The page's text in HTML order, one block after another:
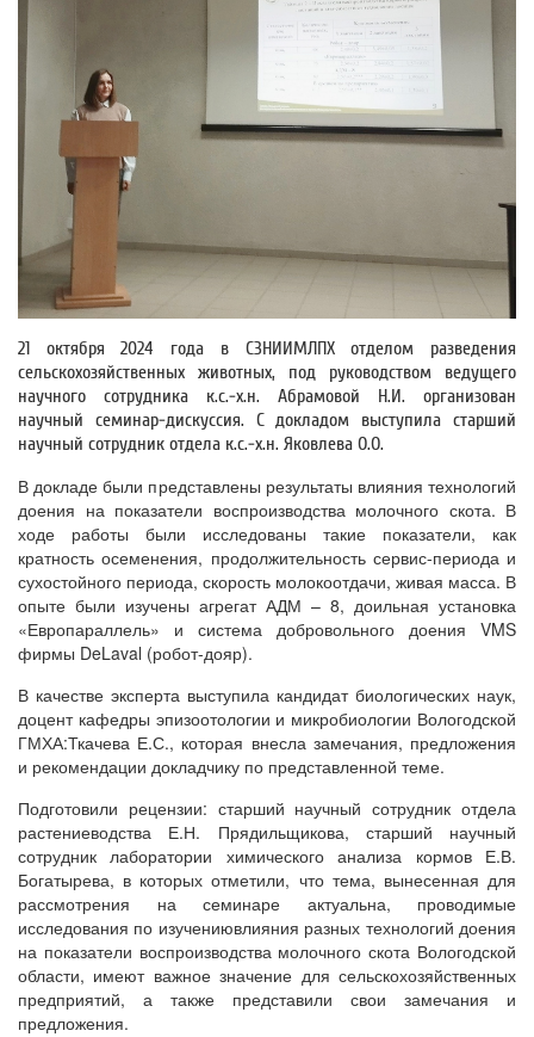
21 октября 2024 года в СЗНИИМЛПХ отделом разведения
сельскохозяйственных животных, под руководством ведущего
научного сотрудника к.с.-х.н. Абрамовой Н.И. организован
научный семинар-дискуссия. С докладом выступила старший
научный сотрудник отдела к.с.-х.н. Яковлева О.О.
В докладе были представлены результаты влияния технологий
доения на показатели воспроизводства молочного скота. В
ходе работы были исследованы такие показатели, как
кратность осеменения, продолжительность сервис-периода и
сухостойного периода, скорость молокоотдачи, живая масса. В
опыте были изучены агрегат АДМ – 8, доильная установка
«Европараллель» и система добровольного доения VMS
фирмы DeLaval (робот-дояр).
В качестве эксперта выступила кандидат биологических наук,
доцент кафедры эпизоотологии и микробиологии Вологодской
ГМХА:Ткачева Е.С., которая внесла замечания, предложения
и рекомендации докладчику по представленной теме.
Подготовили рецензии: старший научный сотрудник отдела
растениеводства Е.Н. Прядильщикова, старший научный
сотрудник лаборатории химического анализа кормов Е.В.
Богатырева, в которых отметили, что тема, вынесенная для
рассмотрения на семинаре актуальна, проводимые
исследования по изучениювлияния разных технологий доения
на показатели воспроизводства молочного скота Вологодской
области, имеют важное значение для сельскохозяйственных
предприятий, а также представили свои замечания и
предложения.